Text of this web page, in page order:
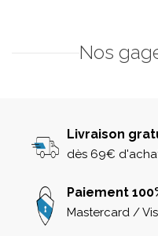
Nos
Livraison
dès 69€
Paiement
Mastercard /